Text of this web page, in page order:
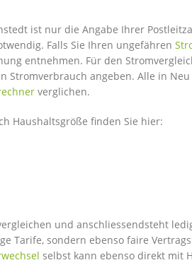
ist nur die Angabe Ihrer
Falls Sie Ihren ungefähren
entnehmen. Für den
Stromverbrauch angeben. Alle in
verglichen.
Haushaltsgröße finden Sie hier:
und anschliessendsteht
Tarife, sondern ebenso faire
selbst kann ebenso direkt mit